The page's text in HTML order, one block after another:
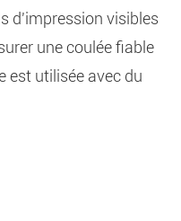
d'impression visibles
une coulée fiable
est utilisée avec du